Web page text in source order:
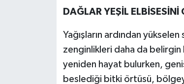
DAĞLAR YEŞİL ELBİSESİNİ
Yağışların ardından
zenginlikleri daha da
yeniden hayat bulurken,
beslediği bitki örtüsü,